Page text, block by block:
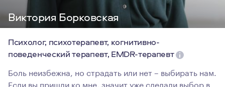
Виктория Борковская
Психолог, психотерапевт, когнитивно-
поведенческий терапевт, EMDR-терапевт
Боль неизбежна, но страдать или нет – выбирать нам.
Если вы пришли ко мне, значит уже сделали выбор в